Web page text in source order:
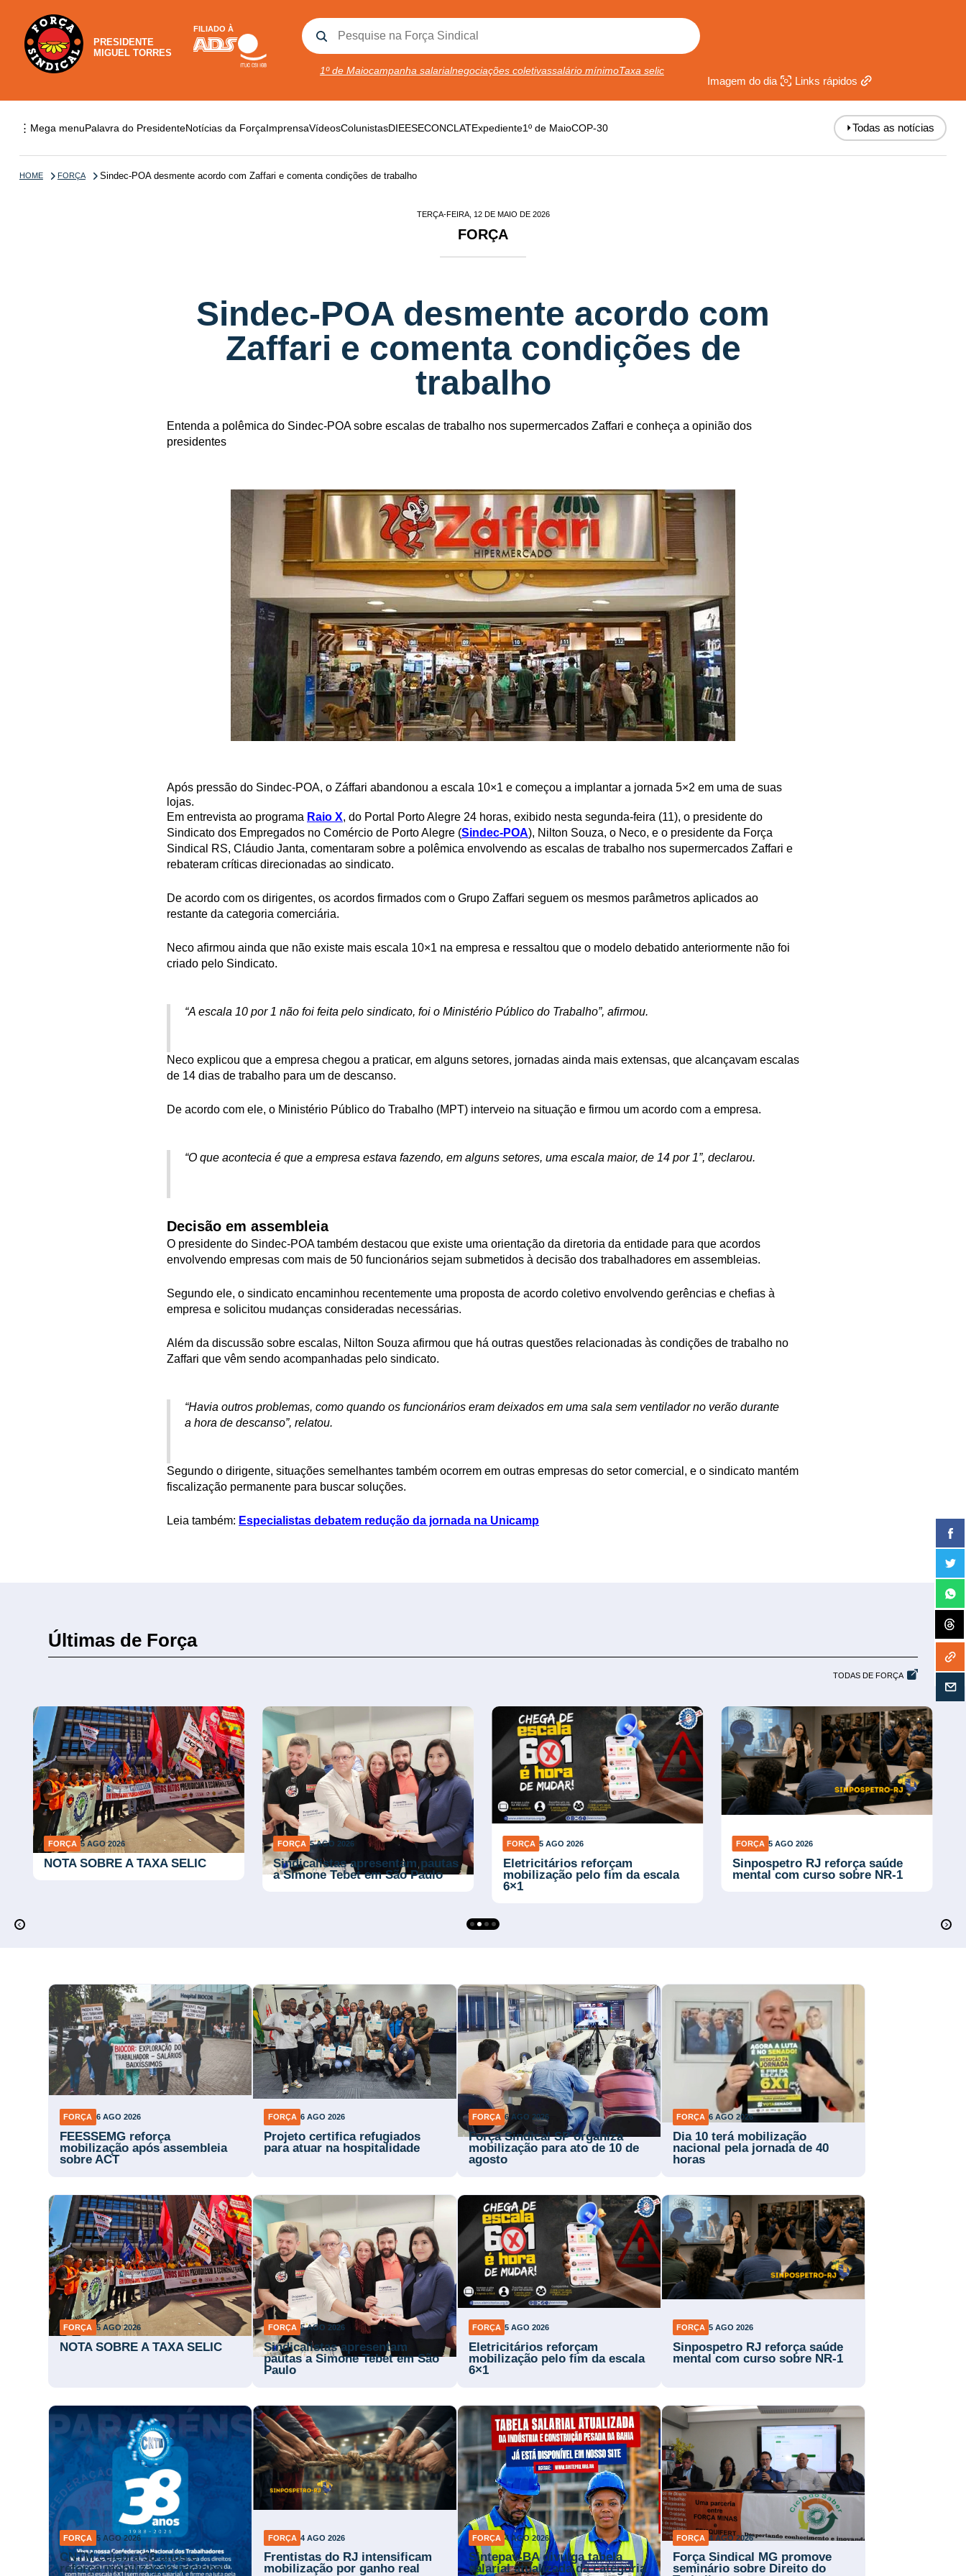
PRESIDENTE
MIGUEL TORRES
FILIADO À
1º de Maiocampanha salarialnegociações coletivassalário mínimoTaxa selic
Imagem do dia Links rápidos
⋮ Mega menuPalavra do PresidenteNotícias da ForçaImprensaVídeosColunistasDIEESECONCLATExpediente1º de MaioCOP-30 ⏵Todas as notícias
HOME FORÇA Sindec-POA desmente acordo com Zaffari e comenta condições de trabalho
TERÇA-FEIRA, 12 DE MAIO DE 2026
FORÇA
Sindec-POA desmente acordo com
Zaffari e comenta condições de
trabalho
Entenda a polêmica do Sindec-POA sobre escalas de trabalho nos supermercados Zaffari e conheça a opinião dos
presidentes
Após pressão do Sindec-POA, o Záffari abandonou a escala 10×1 e começou a implantar a jornada 5×2 em uma de suas
lojas.
Em entrevista ao programa Raio X, do Portal Porto Alegre 24 horas, exibido nesta segunda-feira (11), o presidente do
Sindicato dos Empregados no Comércio de Porto Alegre (Sindec-POA), Nilton Souza, o Neco, e o presidente da Força
Sindical RS, Cláudio Janta, comentaram sobre a polêmica envolvendo as escalas de trabalho nos supermercados Zaffari e
rebateram críticas direcionadas ao sindicato.
De acordo com os dirigentes, os acordos firmados com o Grupo Zaffari seguem os mesmos parâmetros aplicados ao
restante da categoria comerciária.
Neco afirmou ainda que não existe mais escala 10×1 na empresa e ressaltou que o modelo debatido anteriormente não foi
criado pelo Sindicato.
“A escala 10 por 1 não foi feita pelo sindicato, foi o Ministério Público do Trabalho”, afirmou.
Neco explicou que a empresa chegou a praticar, em alguns setores, jornadas ainda mais extensas, que alcançavam escalas
de 14 dias de trabalho para um de descanso.
De acordo com ele, o Ministério Público do Trabalho (MPT) interveio na situação e firmou um acordo com a empresa.
“O que acontecia é que a empresa estava fazendo, em alguns setores, uma escala maior, de 14 por 1”, declarou.
Decisão em assembleia
O presidente do Sindec-POA também destacou que existe uma orientação da diretoria da entidade para que acordos
envolvendo empresas com mais de 50 funcionários sejam submetidos à decisão dos trabalhadores em assembleias.
Segundo ele, o sindicato encaminhou recentemente uma proposta de acordo coletivo envolvendo gerências e chefias à
empresa e solicitou mudanças consideradas necessárias.
Além da discussão sobre escalas, Nilton Souza afirmou que há outras questões relacionadas às condições de trabalho no
Zaffari que vêm sendo acompanhadas pelo sindicato.
“Havia outros problemas, como quando os funcionários eram deixados em uma sala sem ventilador no verão durante
a hora de descanso”, relatou.
Segundo o dirigente, situações semelhantes também ocorrem em outras empresas do setor comercial, e o sindicato mantém
fiscalização permanente para buscar soluções.
Leia também: Especialistas debatem redução da jornada na Unicamp
Últimas de Força
TODAS DE FORÇA
FORÇA 5 AGO 2026
NOTA SOBRE A TAXA SELIC
FORÇA 5 AGO 2026
Sindicalistas apresentam pautas
a Simone Tebet em São Paulo
FORÇA 5 AGO 2026
Eletricitários reforçam
mobilização pelo fim da escala
6×1
FORÇA 5 AGO 2026
Sinpospetro RJ reforça saúde
mental com curso sobre NR-1
FORÇA 6 AGO 2026
FEESSEMG reforça
mobilização após assembleia
sobre ACT
FORÇA 6 AGO 2026
Projeto certifica refugiados
para atuar na hospitalidade
FORÇA 6 AGO 2026
Força Sindical SP organiza
mobilização para ato de 10 de
agosto
FORÇA 6 AGO 2026
Dia 10 terá mobilização
nacional pela jornada de 40
horas
FORÇA 5 AGO 2026
NOTA SOBRE A TAXA SELIC
FORÇA 5 AGO 2026
Sindicalistas apresentam
pautas a Simone Tebet em São
Paulo
FORÇA 5 AGO 2026
Eletricitários reforçam
mobilização pelo fim da escala
6×1
FORÇA 5 AGO 2026
Sinpospetro RJ reforça saúde
mental com curso sobre NR-1
FORÇA 5 AGO 2026
CNTM celebra 38 anos e
reforça mobilização nacional
FORÇA 4 AGO 2026
Frentistas do RJ intensificam
mobilização por ganho real
FORÇA 4 AGO 2026
Sintepav-BA divulga tabela
salarial atualizada da categoria
FORÇA 4 AGO 2026
Força Sindical MG promove
seminário sobre Direito do